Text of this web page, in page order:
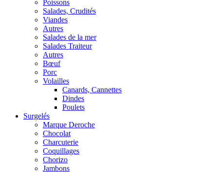
Poissons
Salades, Crudités
Viandes
Autres
Salades de la mer
Salades Traiteur
Autres
Bœuf
Porc
Volailles
Canards, Cannettes
Dindes
Poulets
Surgelés
Marque Deroche
Chocolat
Charcuterie
Coquillages
Chorizo
Jambons